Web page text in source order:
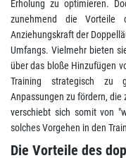
Erholung zu optimieren.
zunehmend die Vorteile
Anziehungskraft der
Umfangs. Vielmehr bieten
über das bloße Hinzufügen
Training strategisch zu
Anpassungen zu fördern,
verschiebt sich somit von
solches Vorgehen in den
Die Vorteile des